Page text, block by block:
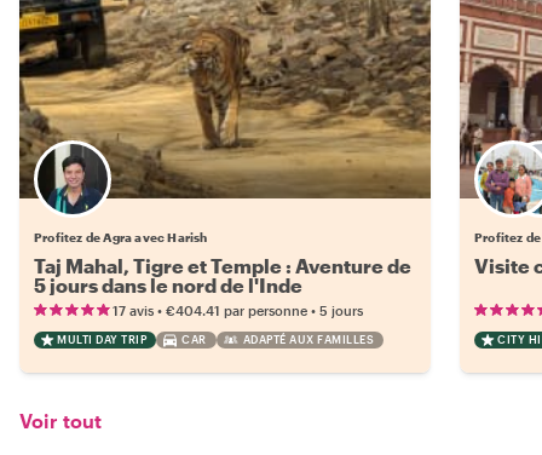
Profitez de Agra avec Harish
Taj Mahal, Tigre et Temple : Aventure de
5 jours dans le nord de l'Inde
17 avis • €404.41 par personne • 5 jours
MULTI DAY TRIP CAR ADAPTÉ AUX FAMILLES
Profitez
Visite
CITY
Voir tout